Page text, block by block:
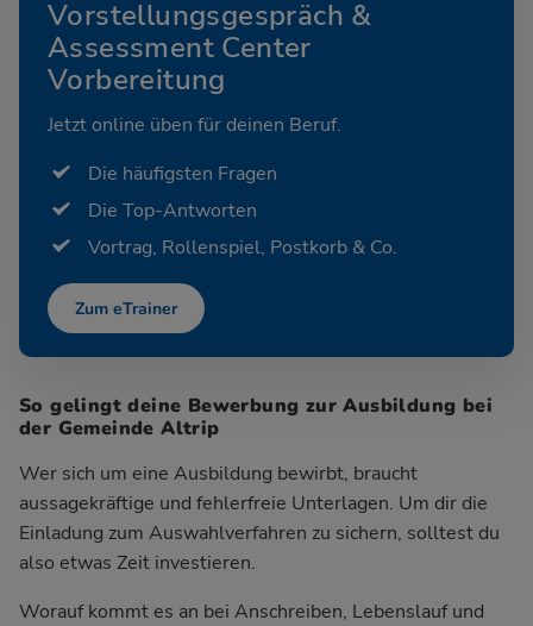
Vorstellungsgespräch &
Assessment Center
Vorbereitung
Jetzt online üben für deinen Beruf.
Die häufigsten Fragen
Die Top-Antworten
Vortrag, Rollenspiel, Postkorb & Co.
Zum eTrainer
So gelingt deine Bewerbung zur Ausbildung bei
der Gemeinde Altrip
Wer sich um eine Ausbildung bewirbt, braucht
aussagekräftige und fehlerfreie Unterlagen. Um dir die
Einladung zum Auswahlverfahren zu sichern, solltest du
also etwas Zeit investieren.
Worauf kommt es an bei Anschreiben, Lebenslauf und